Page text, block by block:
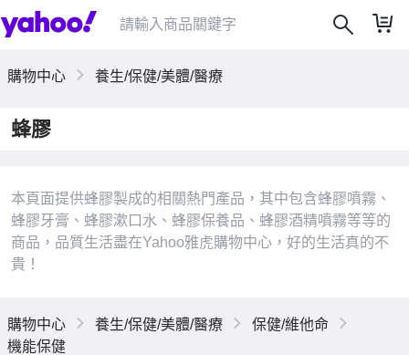
購物中心 養生/保健/美體/醫療
蜂膠
本頁面提供蜂膠製成的相關熱門產品，其中包含蜂膠噴霧、
蜂膠牙膏、蜂膠漱口水、蜂膠保養品、蜂膠酒精噴霧等等的
商品，品質生活盡在Yahoo雅虎購物中心，好的生活真的不
貴！
購物中心 養生/保健/美體/醫療
保健/維他命
機能保健